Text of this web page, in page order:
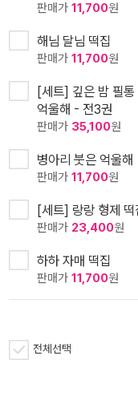
판매가 11,700원
해님 달님 떡집
판매가 11,700원
[세트] 깊은 밤 필
억울해 - 전3권
판매가 35,100원
병아리 붓은 억울해
판매가 11,700원
[세트] 랑랑 형제
판매가 23,400원
하하 자매 떡집
판매가 11,700원
전체선택